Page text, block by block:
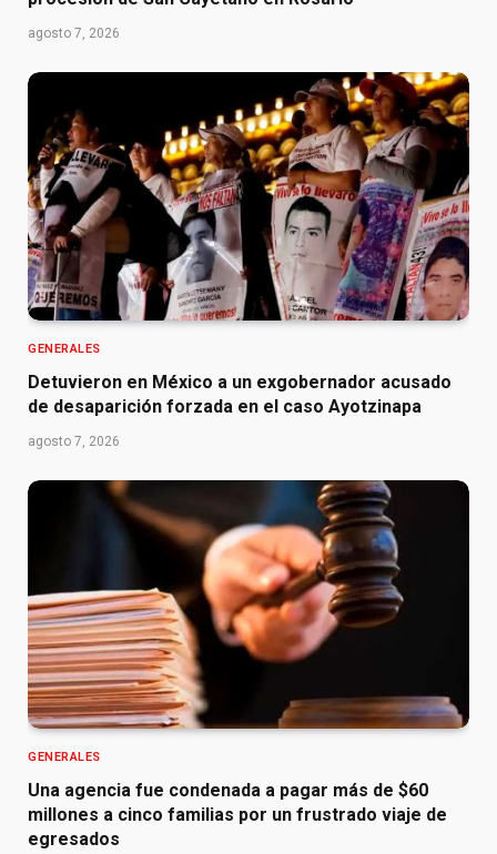
agosto 7, 2026
GENERALES
Detuvieron en México a un exgobernador acusado
de desaparición forzada en el caso Ayotzinapa
agosto 7, 2026
GENERALES
Una agencia fue condenada a pagar más de $60
millones a cinco familias por un frustrado viaje de
egresados